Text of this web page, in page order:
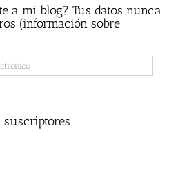
a mi blog? Tus datos nunca
(información sobre
suscriptores